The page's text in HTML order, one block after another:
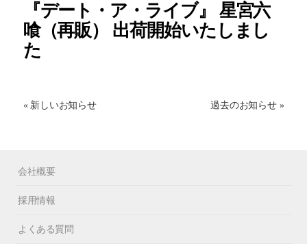
『デート・ア・ライブ』 星宮六
喰（再販） 出荷開始いたしまし
た
« 新しいお知らせ 過去のお知らせ »
会社概要
採用情報
よくある質問